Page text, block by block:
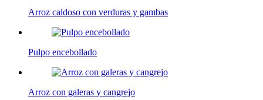
Arroz caldoso con verduras y gambas
Pulpo encebollado
Arroz con galeras y cangrejo